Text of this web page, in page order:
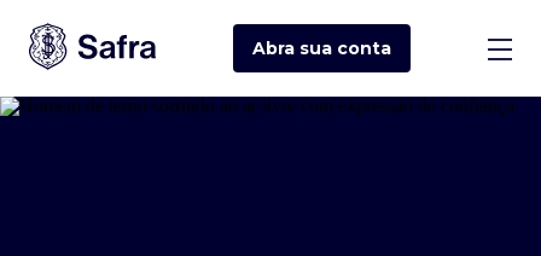
Abra sua conta